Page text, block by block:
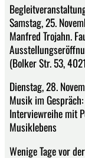
Samstag, 25.
Manfred Trojahn.
(Bolker Str. 53,
Dienstag, 28.
Musik im
Interviewreihe mit
Musiklebens
Wenige Tage vor